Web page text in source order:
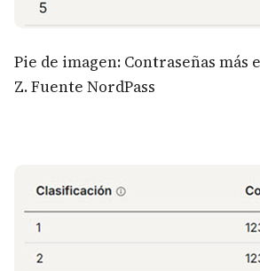
Pie de imagen: Contraseñas
Z. Fuente NordPass